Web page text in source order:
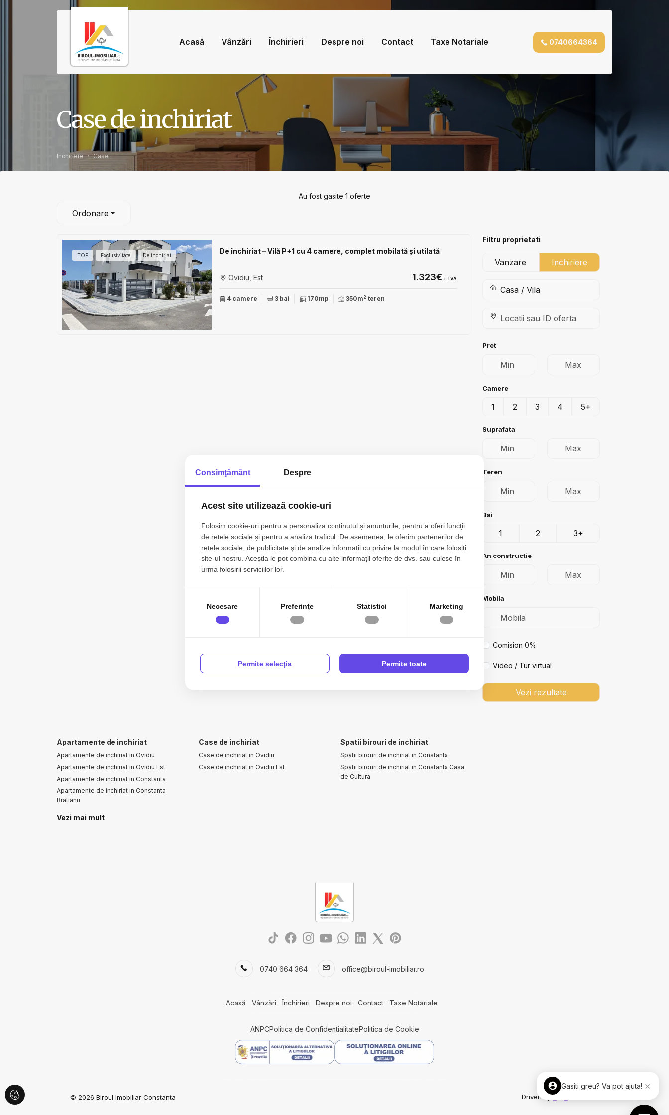
Acasă Vânzări Închirieri Despre noi Contact Taxe Notariale 0740664364
Case de inchiriat
Inchiriere Case
Au fost gasite 1 oferte
Ordonare
TOP Exclusivitate De inchiriat De închiriat – Vilă P+1 cu 4 camere, complet mobilată și utilată
Ovidiu, Est 1.323€ + TVA
4 camere 3 bai 170mp 350m2 teren
Filtru proprietati
Vanzare Inchiriere
Pret
Camere
1 2 3 4 5+
Suprafata
Teren
Bai
1 2 3+
An constructie
Mobila
Comision 0%
Video / Tur virtual
Vezi rezultate
Apartamente de inchiriat
Apartamente de inchiriat in Ovidiu
Apartamente de inchiriat in Ovidiu Est
Apartamente de inchiriat in Constanta
Apartamente de inchiriat in Constanta
Bratianu
Case de inchiriat
Case de inchiriat in Ovidiu
Case de inchiriat in Ovidiu Est
Spatii birouri de inchiriat
Spatii birouri de inchiriat in Constanta
Spatii birouri de inchiriat in Constanta Casa
de Cultura
Vezi mai mult
0740 664 364 office@biroul-imobiliar.ro
Acasă Vânzări Închirieri Despre noi Contact Taxe Notariale
ANPCPolitica de ConfidentialitatePolitica de Cookie
© 2026 Biroul Imobiliar Constanta Driven by
Gasiti greu? Va pot ajuta! ×
Consimţământ Despre
Acest site utilizează cookie-uri
Folosim cookie-uri pentru a personaliza conținutul și anunțurile, pentru a oferi funcţii
de rețele sociale și pentru a analiza traficul. De asemenea, le oferim partenerilor de
rețele sociale, de publicitate şi de analize informații cu privire la modul în care folosiți
site-ul nostru. Aceștia le pot combina cu alte informații oferite de dvs. sau culese în
urma folosirii serviciilor lor.
Necesare Preferinţe Statistici Marketing
Permite selecţia Permite toate